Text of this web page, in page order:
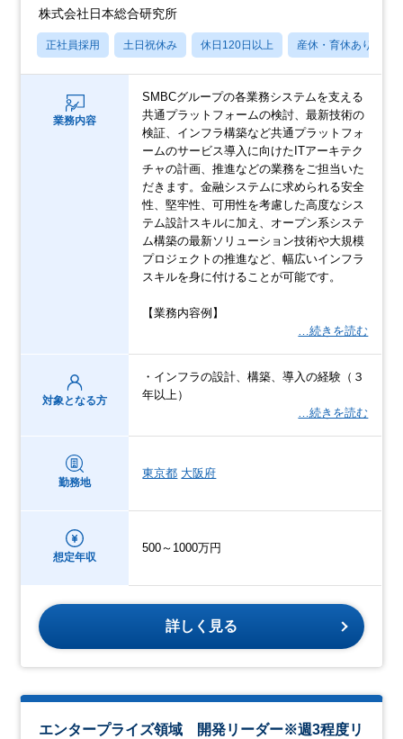
株式会社日本総合研究所
正社員採用 土日祝休み 休日120日以上 産休・育休あり
業務内容
SMBCグループの各業務システムを支える
共通プラットフォームの検討、最新技術の
検証、インフラ構築など共通プラットフォ
ームのサービス導入に向けたITアーキテク
チャの計画、推進などの業務をご担当いた
だきます。金融システムに求められる安全
性、堅牢性、可用性を考慮した高度なシス
テム設計スキルに加え、オープン系システ
ム構築の最新ソリューション技術や大規模
プロジェクトの推進など、幅広いインフラ
スキルを身に付けることが可能です。
【業務内容例】
…続きを読む
対象となる方
・インフラの設計、構築、導入の経験（３
年以上）
…続きを読む
勤務地
東京都 大阪府
想定年収
500～1000万円
詳しく見る
エンタープライズ領域 開発リーダー※週3程度リ